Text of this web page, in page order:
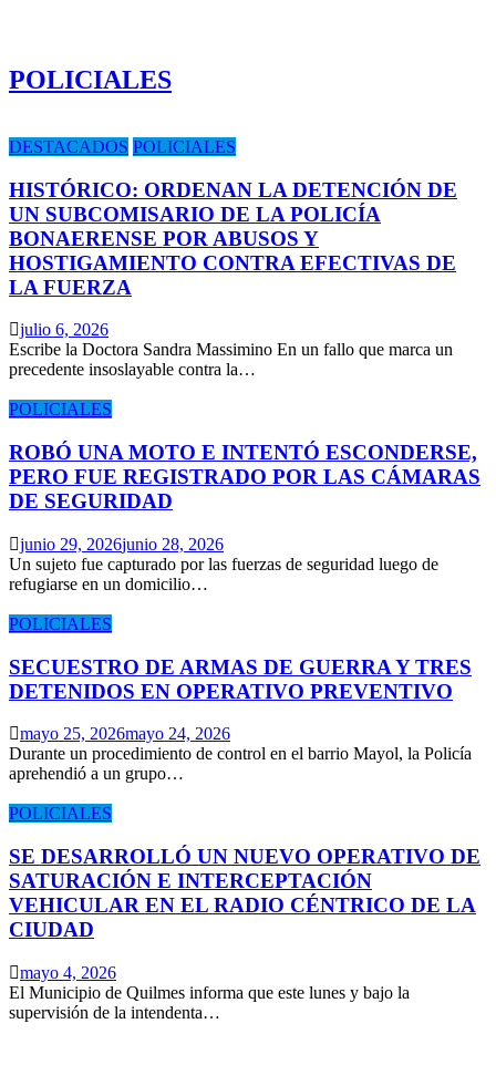
POLICIALES
DESTACADOS POLICIALES
HISTÓRICO: ORDENAN LA DETENCIÓN DE
UN SUBCOMISARIO DE LA POLICÍA
BONAERENSE POR ABUSOS Y
HOSTIGAMIENTO CONTRA EFECTIVAS DE
LA FUERZA
julio 6, 2026
Escribe la Doctora Sandra Massimino En un fallo que marca un
precedente insoslayable contra la…
POLICIALES
ROBÓ UNA MOTO E INTENTÓ ESCONDERSE,
PERO FUE REGISTRADO POR LAS CÁMARAS
DE SEGURIDAD
junio 29, 2026junio 28, 2026
Un sujeto fue capturado por las fuerzas de seguridad luego de
refugiarse en un domicilio…
POLICIALES
SECUESTRO DE ARMAS DE GUERRA Y TRES
DETENIDOS EN OPERATIVO PREVENTIVO
mayo 25, 2026mayo 24, 2026
Durante un procedimiento de control en el barrio Mayol, la Policía
aprehendió a un grupo…
POLICIALES
SE DESARROLLÓ UN NUEVO OPERATIVO DE
SATURACIÓN E INTERCEPTACIÓN
VEHICULAR EN EL RADIO CÉNTRICO DE LA
CIUDAD
mayo 4, 2026
El Municipio de Quilmes informa que este lunes y bajo la
supervisión de la intendenta…